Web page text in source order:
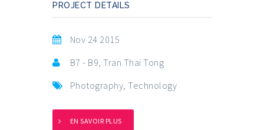
PROJECT DETAILS
Nov 24 2015
B7 - B9, Tran Thai Tong
Photography, Technology
EN SAVOIR PLUS